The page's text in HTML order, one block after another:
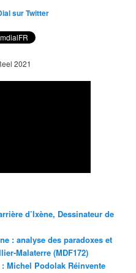
sur Twitter
2021
d’Ixène, Dessinateur de
: analyse des paradoxes et
Malaterre (MDF172)
Michel Podolak Réinvente